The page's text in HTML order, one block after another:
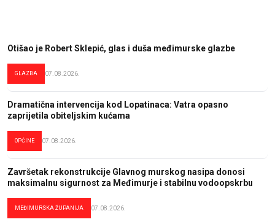
Otišao je Robert Sklepić, glas i duša međimurske glazbe
GLAZBA 07.08.2026.
Dramatična intervencija kod Lopatinaca: Vatra opasno
zaprijetila obiteljskim kućama
OPĆINE 07.08.2026.
Završetak rekonstrukcije Glavnog murskog nasipa donosi
maksimalnu sigurnost za Međimurje i stabilnu vodoopskrbu
MEĐIMURSKA ŽUPANIJA 07.08.2026.